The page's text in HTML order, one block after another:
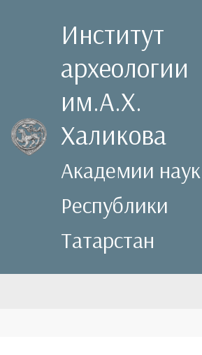
Институт
археологии
им.А.Х.
Халикова
Академии наук
Республики
Татарстан